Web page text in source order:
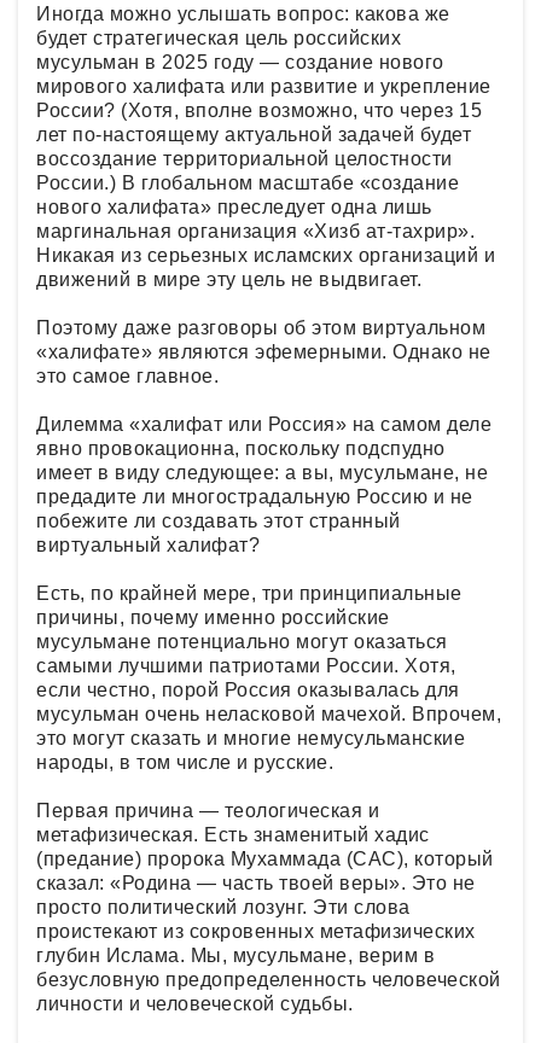
Иногда можно услышать вопрос: какова же
будет стратегическая цель российских
мусульман в 2025 году — создание нового
мирового халифата или развитие и укрепление
России? (Хотя, вполне возможно, что через 15
лет по-настоящему актуальной задачей будет
воссоздание территориальной целостности
России.) В глобальном масштабе «создание
нового халифата» преследует одна лишь
маргинальная организация «Хизб ат-тахрир».
Никакая из серьезных исламских организаций и
движений в мире эту цель не выдвигает.
Поэтому даже разговоры об этом виртуальном
«халифате» являются эфемерными. Однако не
это самое главное.
Дилемма «халифат или Россия» на самом деле
явно провокационна, поскольку подспудно
имеет в виду следующее: а вы, мусульмане, не
предадите ли многострадальную Россию и не
побежите ли создавать этот странный
виртуальный халифат?
Есть, по крайней мере, три принципиальные
причины, почему именно российские
мусульмане потенциально могут оказаться
самыми лучшими патриотами России. Хотя,
если честно, порой Россия оказывалась для
мусульман очень неласковой мачехой. Впрочем,
это могут сказать и многие немусульманские
народы, в том числе и русские.
Первая причина — теологическая и
метафизическая. Есть знаменитый хадис
(предание) пророка Мухаммада (САС), который
сказал: «Родина — часть твоей веры». Это не
просто политический лозунг. Эти слова
проистекают из сокровенных метафизических
глубин Ислама. Мы, мусульмане, верим в
безусловную предопределенность человеческой
личности и человеческой судьбы.